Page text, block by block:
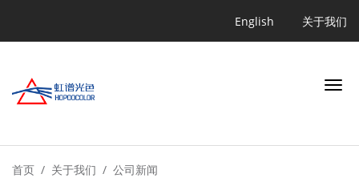
English 关于我们
首页 关于我们 公司新闻